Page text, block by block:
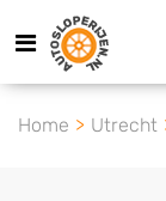
Home Utrecht